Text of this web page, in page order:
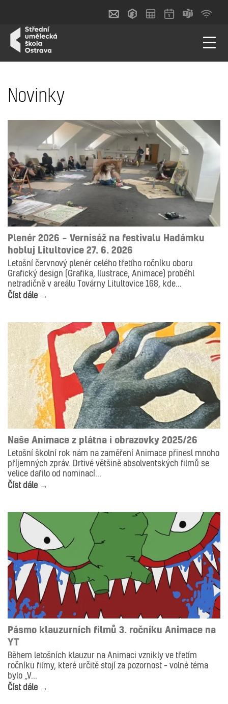
Novinky
AKTUALITY
Plenér 2026 – Vernisáž na festivalu Hadámku
hobluj Litultovice 27. 6. 2026
Letošní červnový plenér celého třetího ročníku oboru
Grafický design (Grafika, Ilustrace, Animace) proběhl
netradičně v areálu Továrny Litultovice 168, kde...
Číst dále →
AKTUALITY ANIMACE
Naše Animace z plátna i obrazovky 2025/26
Letošní školní rok nám na zaměření Animace přinesl mnoho
příjemných zpráv. Drtivé většině absolventských filmů se
velice dařilo od nominací...
Číst dále →
AKTUALITY
Pásmo klauzurních filmů 3. ročníku Animace na
YT
Během letošních klauzur na Animaci vznikly ve třetím
ročníku filmy, které určitě stojí za pozornost – volné téma
bylo „V...
Číst dále →